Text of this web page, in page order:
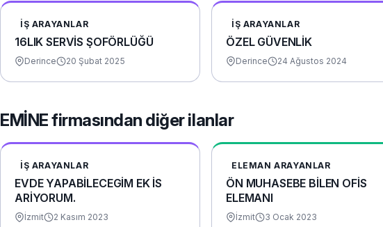
İŞ ARAYANLAR
16LIK SERVİS ŞOFÖRLÜĞÜ
Derince 20 Şubat 2025
İŞ ARAYANLAR
ÖZEL GÜVENLİK
Derince 24 Ağustos 2024
EMİNE firmasından diğer ilanlar
İŞ ARAYANLAR
EVDE YAPABİLECEGİM EK İS
ARİYORUM.
İzmit 2 Kasım 2023
ELEMAN ARAYANLAR
ÖN MUHASEBE BİLEN OFİS
ELEMANI
İzmit 3 Ocak 2023